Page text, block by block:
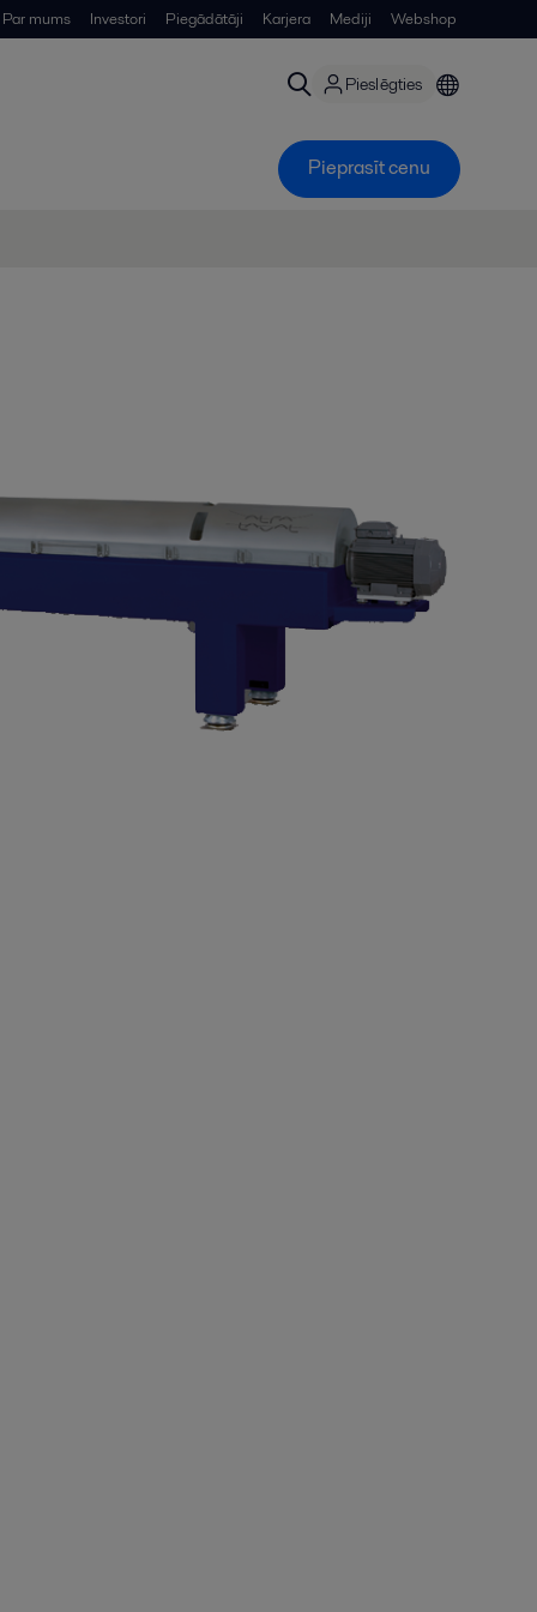
Par mums Investori Piegādātāji Karjera Mediji Webshop
Pieslēgties
Pieprasīt cenu